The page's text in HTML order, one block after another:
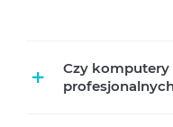
+
Czy komputery